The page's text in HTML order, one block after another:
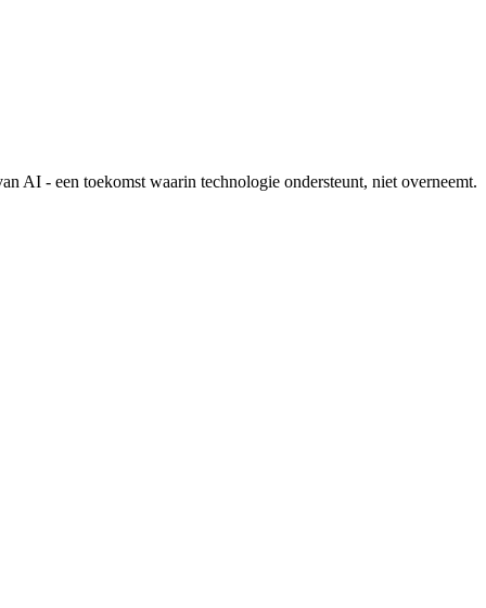
AI - een toekomst waarin technologie ondersteunt, niet overneemt.